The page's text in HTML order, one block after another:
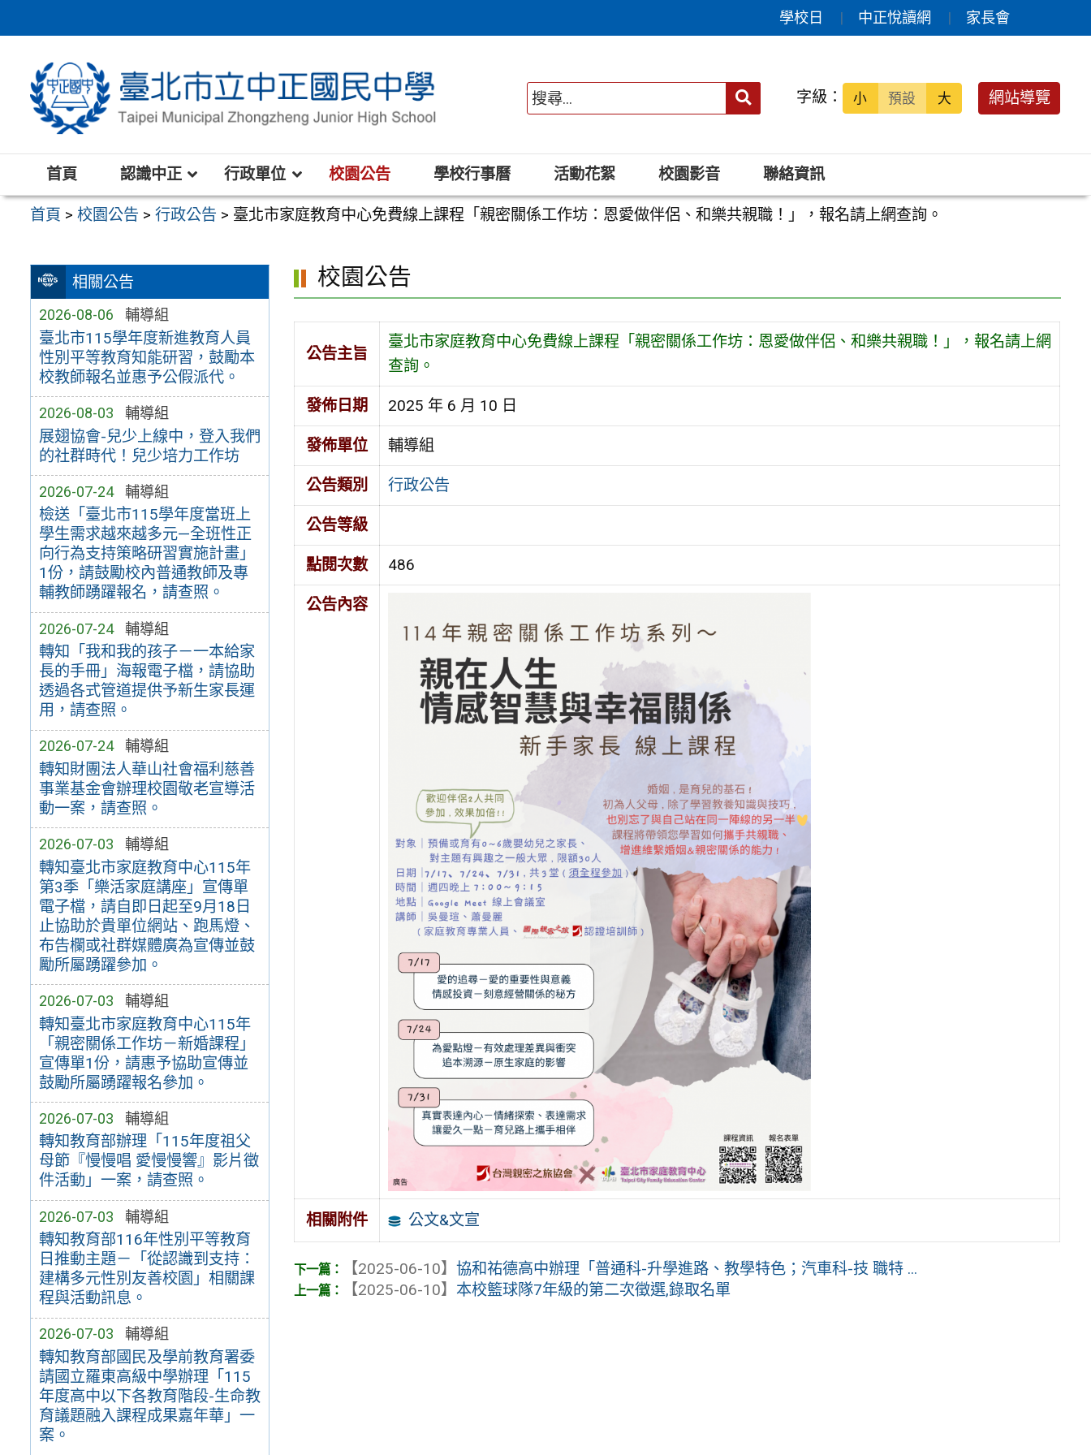
至
區
學校日 中正悅讀網 家長會
送出 字級： 小 預設 大 網站導覽
首頁 認識中正 行政單位 校園公告 學校行事曆 活動花絮 校園影音 聯絡資訊
首頁 >校園公告 >行政公告 > 臺北市家庭教育中心免費線上課程「親密關係工作坊：恩愛做伴侶、和樂共親職！」，報名請上網查詢。
相關公告
2026-08-06 輔導組
臺北市115學年度新進教育人員
性別平等教育知能研習，鼓勵本
校教師報名並惠予公假派代。
2026-08-03 輔導組
展翅協會-兒少上線中，登入我們
的社群時代！兒少培力工作坊
2026-07-24 輔導組
檢送「臺北市115學年度當班上
學生需求越來越多元—全班性正
向行為支持策略研習實施計畫」
1份，請鼓勵校內普通教師及專
輔教師踴躍報名，請查照。
2026-07-24 輔導組
轉知「我和我的孩子－一本給家
長的手冊」海報電子檔，請協助
透過各式管道提供予新生家長運
用，請查照。
2026-07-24 輔導組
轉知財團法人華山社會福利慈善
事業基金會辦理校園敬老宣導活
動一案，請查照。
2026-07-03 輔導組
轉知臺北市家庭教育中心115年
第3季「樂活家庭講座」宣傳單
電子檔，請自即日起至9月18日
止協助於貴單位網站、跑馬燈、
布告欄或社群媒體廣為宣傳並鼓
勵所屬踴躍參加。
2026-07-03 輔導組
轉知臺北市家庭教育中心115年
「親密關係工作坊－新婚課程」
宣傳單1份，請惠予協助宣傳並
鼓勵所屬踴躍報名參加。
2026-07-03 輔導組
轉知教育部辦理「115年度祖父
母節『慢慢唱 愛慢慢響』影片徵
件活動」一案，請查照。
2026-07-03 輔導組
轉知教育部116年性別平等教育
日推動主題－「從認識到支持：
建構多元性別友善校園」相關課
程與活動訊息。
2026-07-03 輔導組
轉知教育部國民及學前教育署委
請國立羅東高級中學辦理「115
年度高中以下各教育階段-生命教
育議題融入課程成果嘉年華」一
案。
校園公告
公告主旨
臺北市家庭教育中心免費線上課程「親密關係工作坊：恩愛做伴侶、和樂共親職！」，報名請上網
查詢。
發佈日期 2025 年 6 月 10 日
發佈單位 輔導組
公告類別 行政公告
公告等級
點閱次數 486
公告內容
相關附件 公文&文宣
【2025-06-10】協和祐德高中辦理「普通科-升學進路、教學特色；汽車科-技 職特 ...
【2025-06-10】 本校籃球隊7年級的第二次徵選,錄取名單